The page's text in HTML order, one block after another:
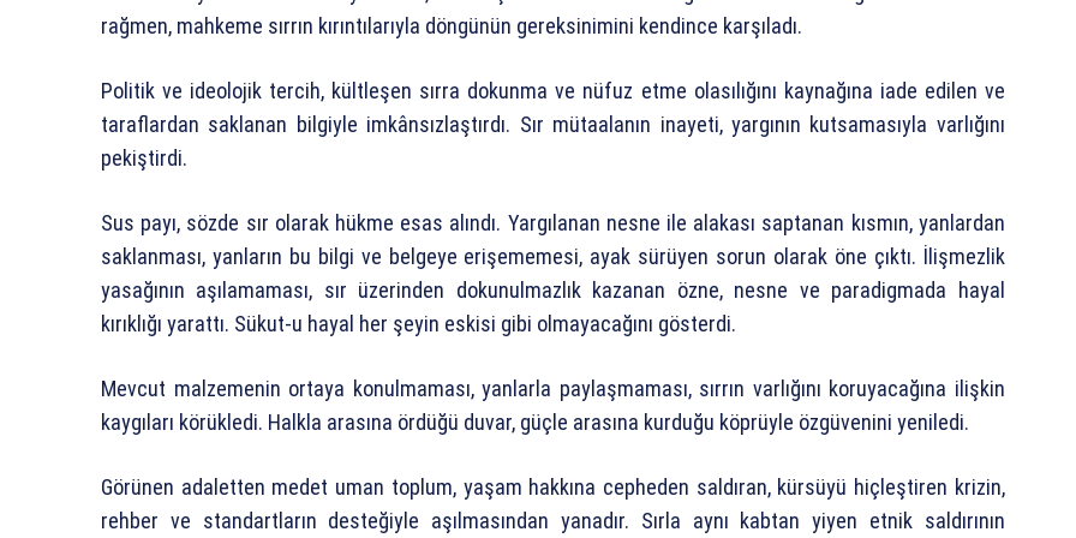
rağmen, mahkeme sırrın kırıntılarıyla döngünün gereksinimini kendince karşıladı.
Politik ve ideolojik tercih, kültleşen sırra dokunma ve nüfuz etme olasılığını kaynağına iade edilen ve
taraflardan saklanan bilgiyle imkânsızlaştırdı. Sır mütaalanın inayeti, yargının kutsamasıyla varlığını
pekiştirdi.
Sus payı, sözde sır olarak hükme esas alındı. Yargılanan nesne ile alakası saptanan kısmın, yanlardan
saklanması, yanların bu bilgi ve belgeye erişememesi, ayak sürüyen sorun olarak öne çıktı. İlişmezlik
yasağının aşılamaması, sır üzerinden dokunulmazlık kazanan özne, nesne ve paradigmada hayal
kırıklığı yarattı. Sükut-u hayal her şeyin eskisi gibi olmayacağını gösterdi.
Mevcut malzemenin ortaya konulmaması, yanlarla paylaşmaması, sırrın varlığını koruyacağına ilişkin
kaygıları körükledi. Halkla arasına ördüğü duvar, güçle arasına kurduğu köprüyle özgüvenini yeniledi.
Görünen adaletten medet uman toplum, yaşam hakkına cepheden saldıran, kürsüyü hiçleştiren krizin,
rehber ve standartların desteğiyle aşılmasından yanadır. Sırla aynı kabtan yiyen etnik saldırının